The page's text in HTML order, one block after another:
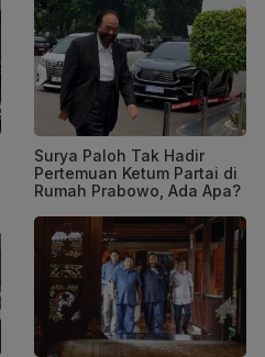
Surya Paloh Tak Hadir
Pertemuan Ketum Partai di
Rumah Prabowo, Ada Apa?